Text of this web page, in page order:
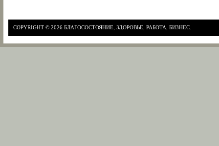
COPYRIGHT © 2026 БЛАГОСОСТОЯНИЕ, ЗДОРОВЬЕ, РАБОТА, БИЗНЕС.